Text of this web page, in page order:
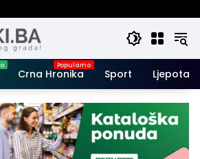
Crna Hronika Sport Ljepota i